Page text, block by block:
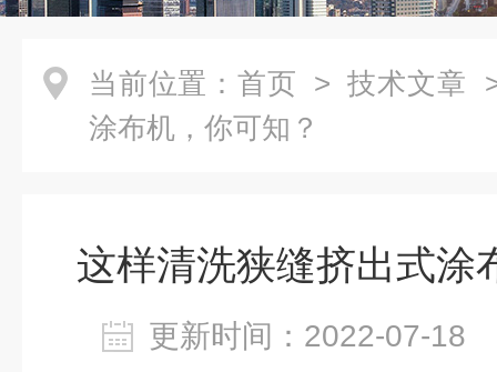
当前位置： 首页 > 技术文章
涂布机，你可知？
这样清洗狭缝挤出式涂
更新时间：2022-07-